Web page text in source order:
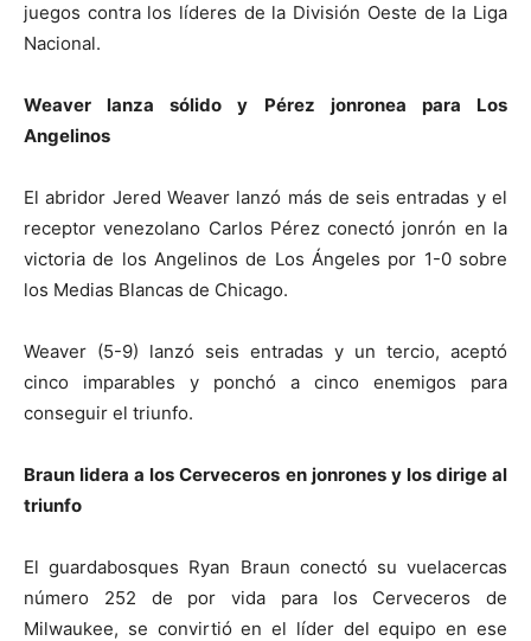
juegos contra los líderes de la División Oeste de la Liga
Nacional.
Weaver lanza sólido y Pérez jonronea para Los
Angelinos
El abridor Jered Weaver lanzó más de seis entradas y el
receptor venezolano Carlos Pérez conectó jonrón en la
victoria de los Angelinos de Los Ángeles por 1-0 sobre
los Medias Blancas de Chicago.
Weaver (5-9) lanzó seis entradas y un tercio, aceptó
cinco imparables y ponchó a cinco enemigos para
conseguir el triunfo.
Braun lidera a los Cerveceros en jonrones y los dirige al
triunfo
El guardabosques Ryan Braun conectó su vuelacercas
número 252 de por vida para los Cerveceros de
Milwaukee, se convirtió en el líder del equipo en ese